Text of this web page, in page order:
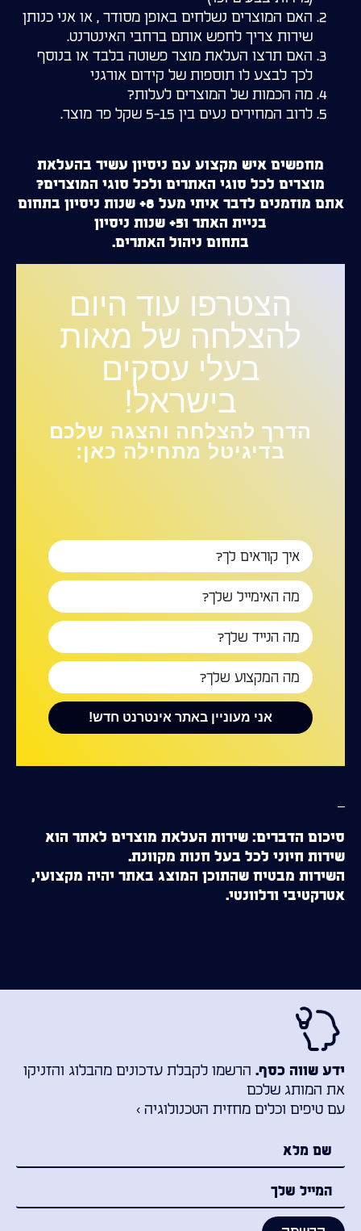
האם המוצרים נשלחים באופן מסודר , או אני כנותן
שירות צריך לחפש אותם ברחבי האינטרנט.
האם תרצו העלאת מוצר פשוטה בלבד או בנוסף
לכך לבצע לו תוספות של קידום אורגני
מה הכמות של המוצרים לעלות?
לרוב המחירים נעים בין 5-15 שקל פר מוצר.
מחפשים איש מקצוע עם ניסיון עשיר בהעלאת
מוצרים לכל סוגי האתרים ולכל סוגי המוצרים?
אתם מוזמנים לדבר איתי מעל 8+ שנות ניסיון בתחום
בניית האתר ו5+ שנות ניסיון
בתחום ניהול האתרים.
הצטרפו עוד היום
להצלחה של מאות
בעלי עסקים
בישראל!
הדרך להצלחה והצגה שלכם
בדיגיטל מתחילה כאן:
אני מעוניין באתר אינטרנט חדש!
–
סיכום הדברים: שירות העלאת מוצרים לאתר הוא
שירות חיוני לכל בעל חנות מקוונת.
השירות מבטיח שהתוכן המוצג באתר יהיה מקצועי,
אטרקטיבי ורלוונטי.
ידע שווה כסף. הרשמו לקבלת עדכונים מהבלוג והזניקו
את המותג שלכם
עם טיפים וכלים מחזית הטכנולוגיה ›